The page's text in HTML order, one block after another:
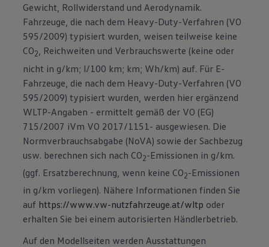
Gewicht, Rollwiderstand und Aerodynamik.
Fahrzeuge, die nach dem Heavy-Duty-Verfahren (VO
595/2009) typisiert wurden, weisen teilweise keine
CO2, Reichweiten und Verbrauchswerte (keine oder
nicht in g/km; l/100 km; km; Wh/km) auf. Für E-
Fahrzeuge, die nach dem Heavy-Duty-Verfahren (VO
595/2009) typisiert wurden, werden hier ergänzend
WLTP-Angaben - ermittelt gemäß der VO (EG)
715/2007 iVm VO 2017/1151- ausgewiesen. Die
Normverbrauchsabgabe (NoVA) sowie der Sachbezug
usw. berechnen sich nach CO2-Emissionen in g/km.
(ggf. Ersatzberechnung, wenn keine CO2-Emissionen
in g/km vorliegen). Nähere Informationen finden Sie
auf https://www.vw-nutzfahrzeuge.at/wltp oder
erhalten Sie bei einem autorisierten Händlerbetrieb.
Auf den Modellseiten werden Ausstattungen